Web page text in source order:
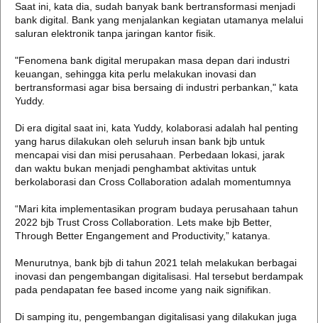
Saat ini, kata dia, sudah banyak bank bertransformasi menjadi
bank digital. Bank yang menjalankan kegiatan utamanya melalui
saluran elektronik tanpa jaringan kantor fisik.
"Fenomena bank digital merupakan masa depan dari industri
keuangan, sehingga kita perlu melakukan inovasi dan
bertransformasi agar bisa bersaing di industri perbankan," kata
Yuddy.
Di era digital saat ini, kata Yuddy, kolaborasi adalah hal penting
yang harus dilakukan oleh seluruh insan bank bjb untuk
mencapai visi dan misi perusahaan. Perbedaan lokasi, jarak
dan waktu bukan menjadi penghambat aktivitas untuk
berkolaborasi dan Cross Collaboration adalah momentumnya
“Mari kita implementasikan program budaya perusahaan tahun
2022 bjb Trust Cross Collaboration. Lets make bjb Better,
Through Better Engangement and Productivity,” katanya.
Menurutnya, bank bjb di tahun 2021 telah melakukan berbagai
inovasi dan pengembangan digitalisasi. Hal tersebut berdampak
pada pendapatan fee based income yang naik signifikan.
Di samping itu, pengembangan digitalisasi yang dilakukan juga